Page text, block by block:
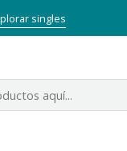
singles
TCG